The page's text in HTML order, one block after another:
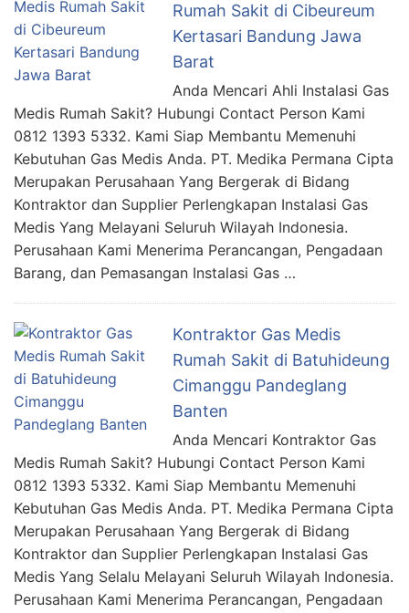
Rumah Sakit di Cibeureum
Kertasari Bandung Jawa
Barat
Anda Mencari Ahli Instalasi Gas
Medis Rumah Sakit? Hubungi Contact Person Kami
0812 1393 5332. Kami Siap Membantu Memenuhi
Kebutuhan Gas Medis Anda. PT. Medika Permana Cipta
Merupakan Perusahaan Yang Bergerak di Bidang
Kontraktor dan Supplier Perlengkapan Instalasi Gas
Medis Yang Melayani Seluruh Wilayah Indonesia.
Perusahaan Kami Menerima Perancangan, Pengadaan
Barang, dan Pemasangan Instalasi Gas …
Kontraktor Gas Medis
Rumah Sakit di Batuhideung
Cimanggu Pandeglang
Banten
Anda Mencari Kontraktor Gas
Medis Rumah Sakit? Hubungi Contact Person Kami
0812 1393 5332. Kami Siap Membantu Memenuhi
Kebutuhan Gas Medis Anda. PT. Medika Permana Cipta
Merupakan Perusahaan Yang Bergerak di Bidang
Kontraktor dan Supplier Perlengkapan Instalasi Gas
Medis Yang Selalu Melayani Seluruh Wilayah Indonesia.
Perusahaan Kami Menerima Perancangan, Pengadaan